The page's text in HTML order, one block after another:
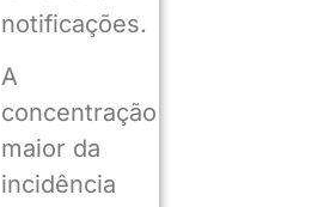
notificações.
A
concentração
maior da
incidência